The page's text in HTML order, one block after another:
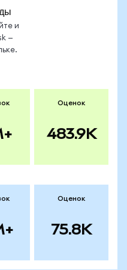
и
—
Оценок
483.9K
Оценок
75.8K